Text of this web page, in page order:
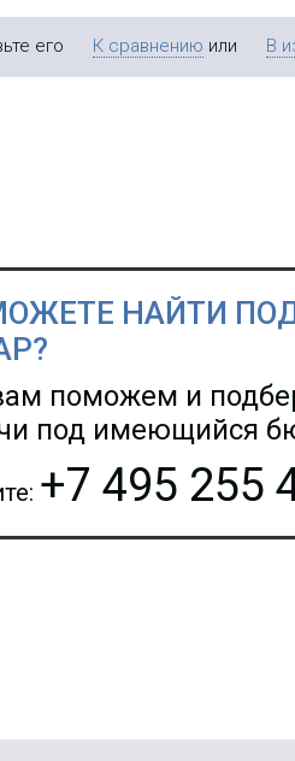
его К сравнению или В
НАЙТИ
поможем и
под имеющийся
+7 495 255